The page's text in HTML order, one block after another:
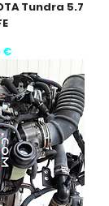
Tundra 5.7
€